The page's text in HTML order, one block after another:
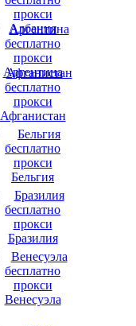
Албания
Аргентина
Афганистан
Бельгия
Бразилия
Венесуэла